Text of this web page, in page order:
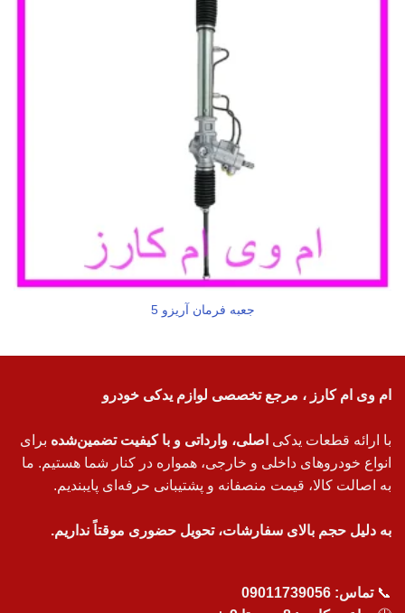
جعبه فرمان آریزو 5
ام وی ام کارز ، مرجع تخصصی لوازم یدکی خودرو
با ارائه قطعات یدکی اصلی، وارداتی و با کیفیت تضمین‌شده برای
انواع خودروهای داخلی و خارجی، همواره در کنار شما هستیم. ما
به اصالت کالا، قیمت منصفانه و پشتیبانی حرفه‌ای پایبندیم.
به دلیل حجم بالای سفارشات، تحویل حضوری موقتاً نداریم.
📞تماس: 09011739056